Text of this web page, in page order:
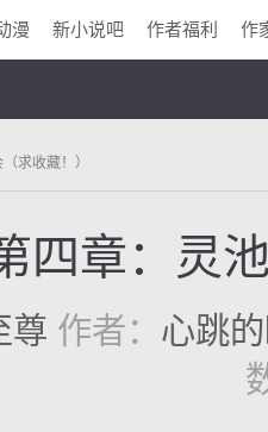
漫 新小说吧 作者福利 作
求收藏！）
四章：灵
尊 作者： 心跳